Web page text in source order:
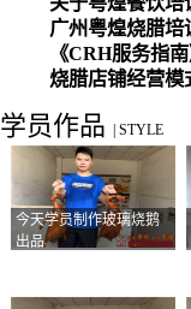
《CRH服务指
烧腊店铺经营模
学员作品 STYLE
今天学员制作玻璃烧鹅
出品